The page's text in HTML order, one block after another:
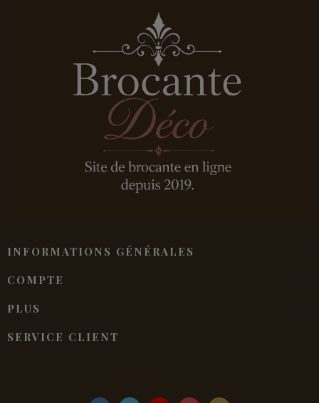
INFORMATIONS GÉNÉRALES
COMPTE
PLUS
SERVICE CLIENT